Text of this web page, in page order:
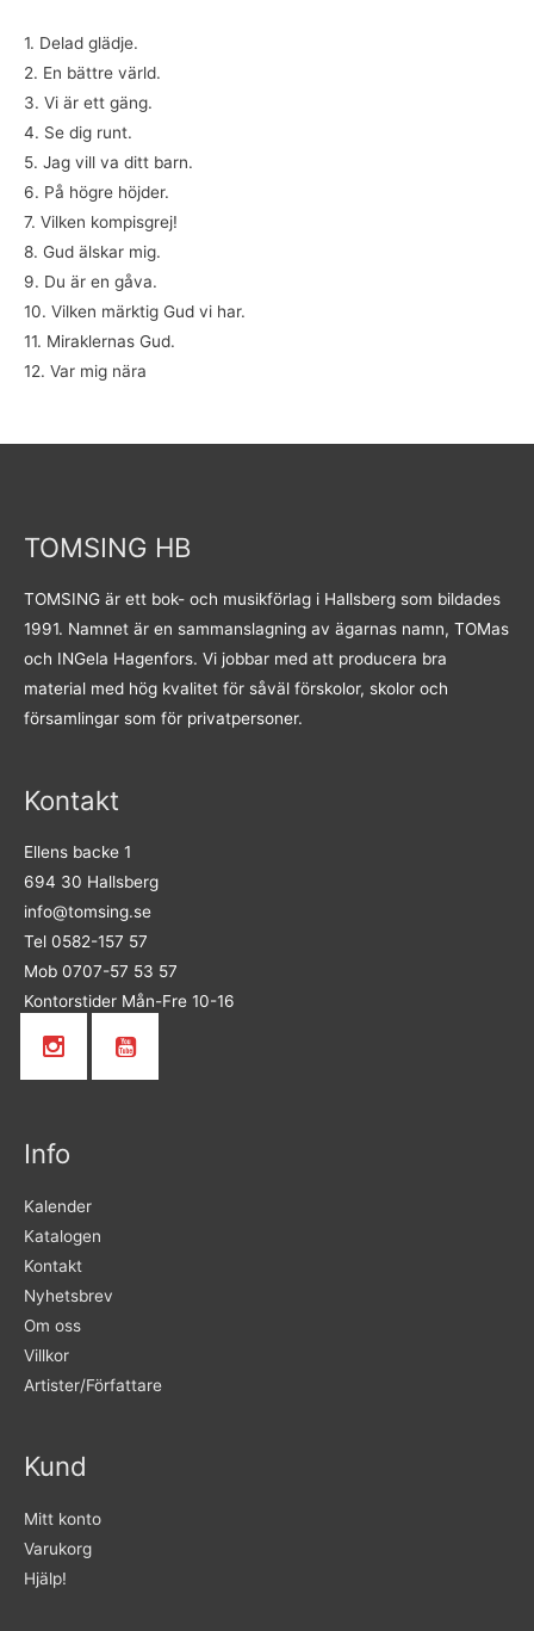
1. Delad glädje.
2. En bättre värld.
3. Vi är ett gäng.
4. Se dig runt.
5. Jag vill va ditt barn.
6. På högre höjder.
7. Vilken kompisgrej!
8. Gud älskar mig.
9. Du är en gåva.
10. Vilken märktig Gud vi har.
11. Miraklernas Gud.
12. Var mig nära
TOMSING HB
TOMSING är ett bok- och musikförlag i Hallsberg som bildades
1991. Namnet är en sammanslagning av ägarnas namn, TOMas
och INGela Hagenfors. Vi jobbar med att producera bra
material med hög kvalitet för såväl förskolor, skolor och
församlingar som för privatpersoner.
Kontakt
Ellens backe 1
694 30 Hallsberg
info@tomsing.se
Tel 0582-157 57
Mob 0707-57 53 57
Kontorstider Mån-Fre 10-16
Info
Kalender
Katalogen
Kontakt
Nyhetsbrev
Om oss
Villkor
Artister/Författare
Kund
Mitt konto
Varukorg
Hjälp!